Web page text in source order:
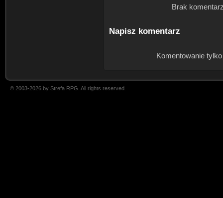
Brak
Napisz komentarz
Komentowanie
© 2003-2026 by Strefa RPG. All rights reserved.